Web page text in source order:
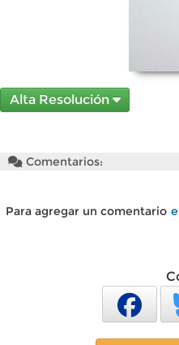
Alta Resolución
Comentarios:
Para agregar un comentario